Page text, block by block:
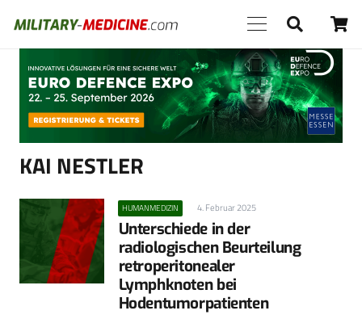
Anzeige
KAI NESTLER
HUMANMEDIZIN 4. Februar 2025
Unterschiede in der
radiologischen Beurteilung
retroperitonealer
Lymphknoten bei
Hodentumorpatienten